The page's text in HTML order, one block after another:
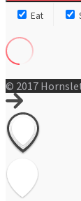
Eat
© 2017